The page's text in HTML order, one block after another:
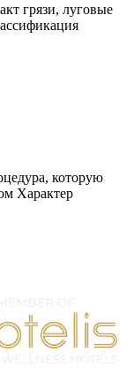
грязи, луговые
которую
Характер